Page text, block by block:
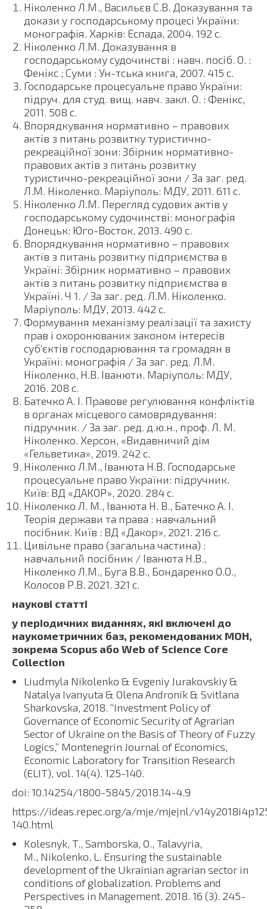
Ніколенко Л.М., Васильєв С.В. Доказування та
докази у господарському процесі України:
монографія. Харків: Еспада, 2004. 192 с.
Ніколенко Л.М. Доказування в
господарському судочинстві : навч. посіб. О. :
Фенікс ; Суми : Ун-тська книга, 2007. 415 с.
Господарське процесуальне право України:
підруч. для студ. вищ. навч. закл. О. : Фенікс,
2011. 508 с.
Впорядкування нормативно – правових
актів з питань розвитку туристично-
рекреаційної зони: Збірник нормативно-
правових актів з питань розвитку
туристично-рекреаційної зони / За заг. ред.
Л.М. Ніколенко. Маріуполь: МДУ, 2011. 611 с.
Ніколенко Л.М. Перегляд судових актів у
господарському судочинстві: монографія
Донецьк: Юго-Восток, 2013. 490 с.
Впорядкування нормативно – правових
актів з питань розвитку підприємства в
Україні: Збірник нормативно – правових
актів з питань розвитку підприємства в
Україні. Ч 1. / За заг. ред. Л.М. Ніколенко.
Маріуполь: МДУ, 2013. 442 с.
Формування механізму реалізації та захисту
прав і охоронюваних законом інтересів
суб’єктів господарювання та громадян в
Україні: монографія / За заг. ред. Л.М.
Ніколенко, Н.В. Іванюти. Маріуполь: МДУ,
2016. 208 с.
Батечко А. І. Правове регулювання конфліктів
в органах місцевого самоврядування:
підручник. / За заг. ред. д.ю.н., проф. Л. М.
Ніколенко. Херсон, «Видавничий дім
«Гельветика», 2019. 242 с.
Ніколенко Л.М., Іванюта Н.В. Господарське
процесуальне право України: підручник.
Київ: ВД «ДАКОР», 2020. 284 с.
Ніколенко Л. М., Іванюта Н. В., Батечко А. І.
Теорія держави та права : навчальний
посібник. Київ : ВД «Дакор», 2021. 216 с.
Цивільне право (загальна частина) :
навчальний посібник / Іванюта Н.В.,
Ніколенко Л.М., Буга В.В., Бондаренко О.О.,
Колосов Р.В. 2021. 321 с.
наукові статті
у періодичних виданнях, які включені до
наукометричних баз, рекомендованих МОН,
зокрема Scopus або Web of Science Core
Collection
Liudmyla Nikolenko & Evgeniy Jurakovskiy &
Natalya Ivanyuta & Olena Andronik & Svitlana
Sharkovska, 2018. “Investment Policy of
Governance of Economic Security of Agrarian
Sector of Ukraine on the Basis of Theory of Fuzzy
Logics,” Montenegrin Journal of Economics,
Economic Laboratory for Transition Research
(ELIT), vol. 14(4). 125-140.
doi: 10.14254/1800-5845/2018.14-4.9
https://ideas.repec.org/a/mje/mjejnl/
140.html
Kolesnyk, T., Samborska, O., Talavyria,
M., Nikolenko, L. Ensuring the sustainable
development of the Ukrainian agrarian sector in
conditions of globalization. Problems and
Perspectives in Management. 2018. 16 (3). 245-